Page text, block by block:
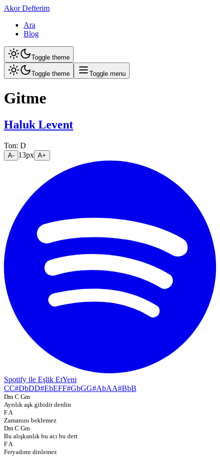
Akor Defterim
Ara
Blog
Toggle theme
Toggle theme Toggle menu
Gitme
Haluk Levent
Ton: D
A- 13px A+
Spotify ile Eşlik EtYeni
CC#DbDD#EbEFF#GbGG#AbAA#BbB
Dm C Gm
Ayrılık aşk gibidir derdin
F A
Zamanını beklemez
Dm C Gm
Bu alışkanlık bu acı bu dert
F A
Feryadımı dinlemez